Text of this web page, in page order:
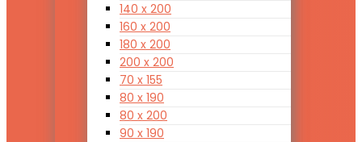
140 x 200
160 x 200
180 x 200
200 x 200
70 x 155
80 x 190
80 x 200
90 x 190